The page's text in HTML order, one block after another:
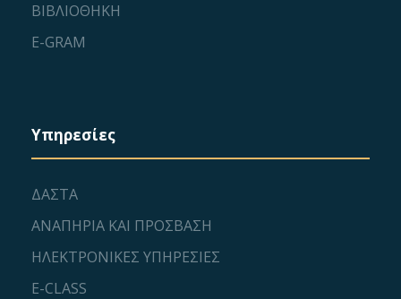
ΒΙΒΛΙΟΘΗΚΗ
E-GRAM
Υπηρεσίες
ΔΑΣΤΑ
ΑΝΑΠΗΡΙΑ ΚΑΙ ΠΡΟΣΒΑΣΗ
ΗΛΕΚΤΡΟΝΙΚΕΣ ΥΠΗΡΕΣΙΕΣ
E-CLASS